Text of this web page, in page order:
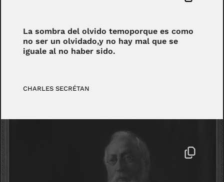
La sombra del olvido temoporque es como
no ser un olvidado,y no hay mal que se
iguale al no haber sido.
CHARLES SECRÉTAN